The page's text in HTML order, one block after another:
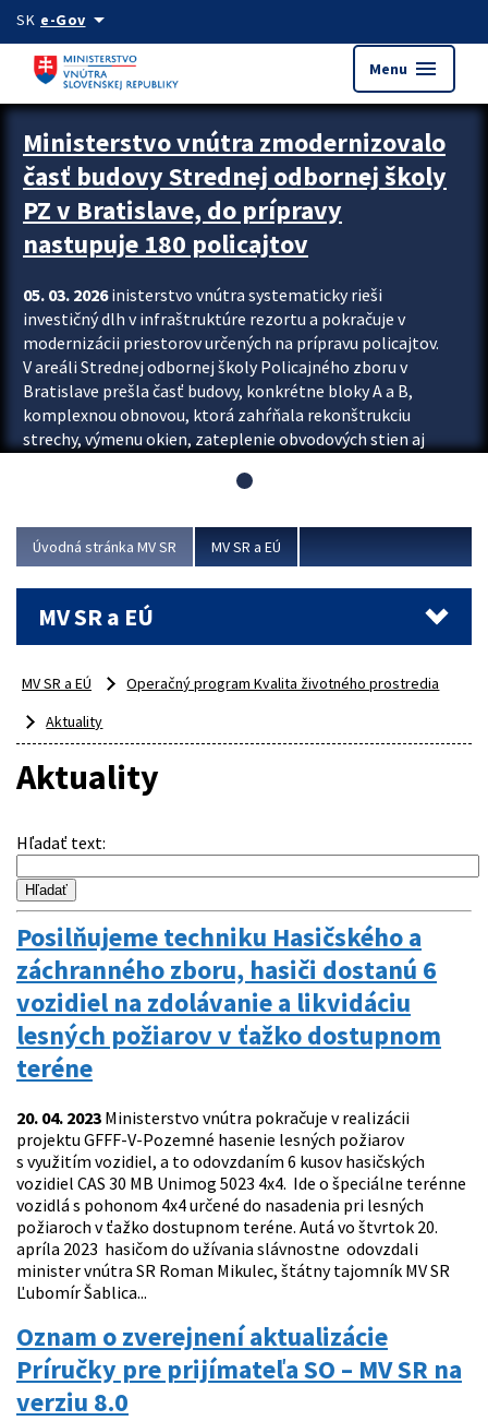
Preskocit na hlavný obsah
SK e-Govarrow_drop_down
Menu menu
Ministerstvo vnútra zmodernizovalo
časť budovy Strednej odbornej školy
PZ v Bratislave, do prípravy
nastupuje 180 policajtov
05. 03. 2026inisterstvo vnútra systematicky rieši
investičný dlh v infraštruktúre rezortu a pokračuje v
modernizácii priestorov určených na prípravu policajtov.
V areáli Strednej odbornej školy Policajného zboru v
Bratislave prešla časť budovy, konkrétne bloky A a B,
komplexnou obnovou, ktorá zahŕňala rekonštrukciu
strechy, výmenu okien, zateplenie obvodových stien aj
aj interiéru, kde vznikli nové učebne a moderné
Viac
Úvodná stránka MV SR MV SR a EÚ
MV SR a EÚ
MV SR a EÚ
Operačný program Kvalita životného prostredia
Aktuality
Aktuality
Hľadať text:
Posilňujeme techniku Hasičského a
záchranného zboru, hasiči dostanú 6
vozidiel na zdolávanie a likvidáciu
lesných požiarov v ťažko dostupnom
teréne
20. 04. 2023 Ministerstvo vnútra pokračuje v realizácii
projektu GFFF-V-Pozemné hasenie lesných požiarov
s využitím vozidiel, a to odovzdaním 6 kusov hasičských
vozidiel CAS 30 MB Unimog 5023 4x4. Ide o špeciálne terénne
vozidlá s pohonom 4x4 určené do nasadenia pri lesných
požiaroch v ťažko dostupnom teréne. Autá vo štvrtok 20.
apríla 2023 hasičom do užívania slávnostne odovzdali
minister vnútra SR Roman Mikulec, štátny tajomník MV SR
Ľubomír Šablica...
Oznam o zverejnení aktualizácie
Príručky pre prijímateľa SO – MV SR na
verziu 8.0